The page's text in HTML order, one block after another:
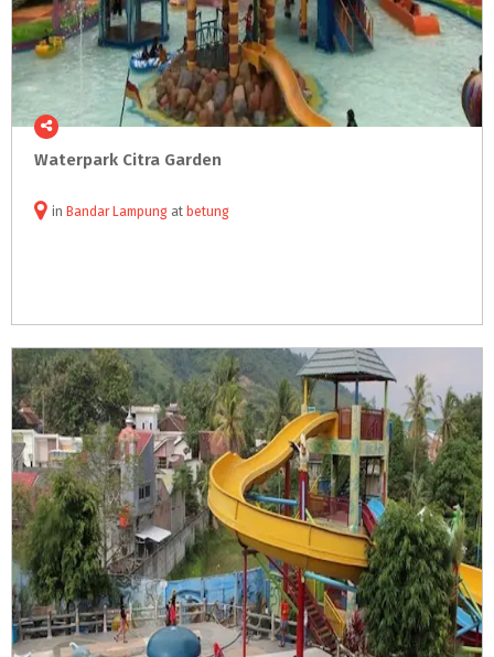
Waterpark Citra Garden
in Bandar Lampung at betung